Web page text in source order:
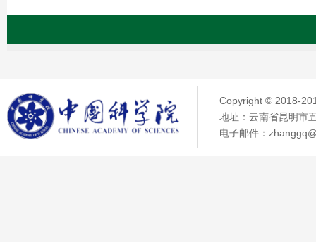
Copyright © 2018-
地址：云南省昆明市
电子邮件：